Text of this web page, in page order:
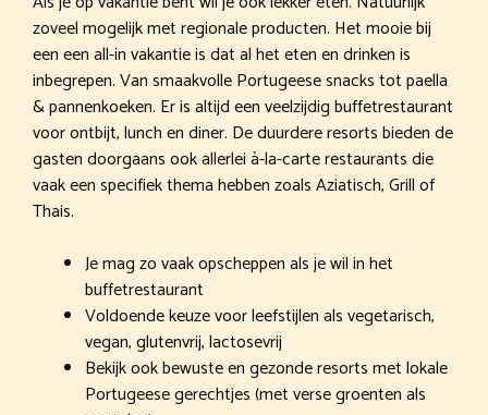
zoveel mogelijk met regionale producten. Het mooie bij
een een all-in vakantie is dat al het eten en drinken is
inbegrepen. Van smaakvolle Portugeese snacks tot paella
& pannenkoeken. Er is altijd een veelzijdig buffetrestaurant
voor ontbijt, lunch en diner. De duurdere resorts bieden de
gasten doorgaans ook allerlei à-la-carte restaurants die
vaak een specifiek thema hebben zoals Aziatisch, Grill of
Thais.
Je mag zo vaak opscheppen als je wil in het
buffetrestaurant
Voldoende keuze voor leefstijlen als vegetarisch,
vegan, glutenvrij, lactosevrij
Bekijk ook bewuste en gezonde resorts met lokale
Portugeese gerechtjes (met verse groenten als